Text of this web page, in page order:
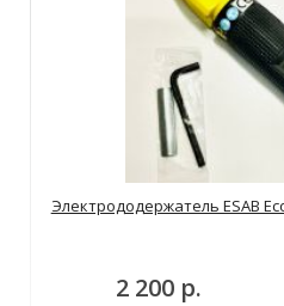
Электрододержатель ESAB
2 200 р.